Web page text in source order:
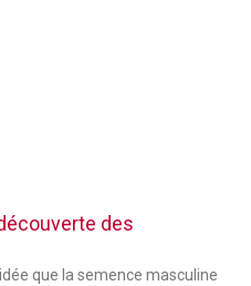
des
que la semence masculine